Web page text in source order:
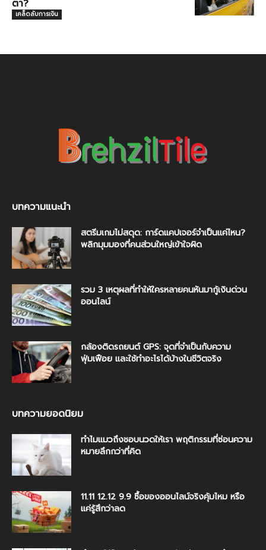
ตา?
เคล็ดลับการเงิน
บทความแนะนำ
สตรีมเกมไม่สดุด: การ์ดแคปเจอร์จำเป็นแค่ไหน?
พลิกมุมมองที่คนส่วนใหญ่เข้าใจผิด
รวม 3 เหตุผลที่ทำให้ใครหลายคนหันมากู้เงินด่วน
ออนไลน์
กล้องติดรถยนต์ GPS: จุดที่จำเป็นกับความ
ฟุ่มเฟือย และใช้ทำอะไรได้บ้างในชีวิตจริง
บทความยอดนิยม
ทำไมแมวถึงชอบนวดให้เรา พฤติกรรมที่ซ่อนความ
หมายลึกกว่าที่คิด
11.11 12.12 9.9 ซื้อของออนไลน์จริงคุ้มไหม หรือ
แค่รู้สึกว่าลด